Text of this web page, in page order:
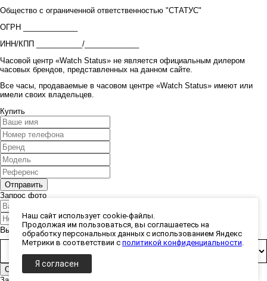
Общество с ограниченной ответственностью "СТАТУС"
ОГРН _____________
ИНН/КПП ___________/_____________
Часовой центр «Watch Status» не является официальным дилером
часовых брендов, представленных на данном сайте.
Все часы, продаваемые в часовом центре «Watch Status» имеют или
имели своих владельцев.
Купить
Запрос фото
Выберите способ получения фото:
Наш сайт использует cookie-файлы.
Продолжая им пользоваться, вы соглашаетесь на
обработку персональных данных с использованием Яндекс
Метрики в соответствии с политикой конфиденциальности.
Я согласен